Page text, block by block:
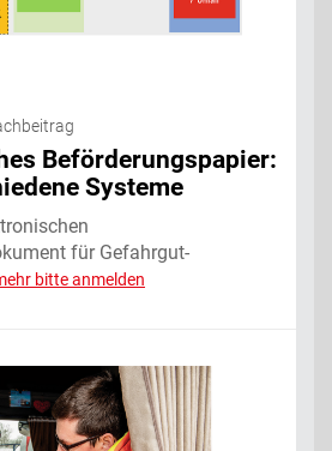
Beförderungspapier:
Systeme
für Gefahrgut-
bitte anmelden